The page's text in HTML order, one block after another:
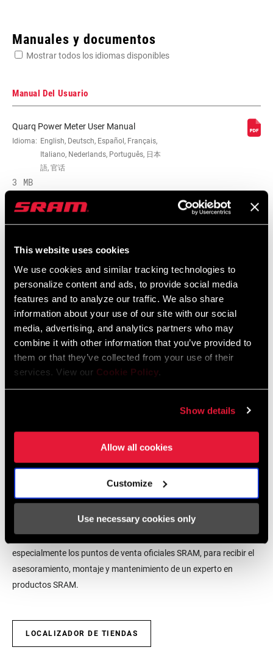
This website uses cookies
We use cookies and similar tracking technologies to
personalize content and ads, to provide social media
features and to analyze our traffic. We also share
information about your use of our site with our social
media, advertising, and analytics partners who may
combine it with other information that you’ve provided to
them or that they’ve collected from your use of their
services. View our Cookie Policy.
Show details
Allow all cookies
Customize
Use necessary cookies only
HUB SPACING
COMPATIBILITY
n/a
Manuales y documentos
Mostrar todos los idiomas disponibles
Manual Del Usuario
Quarq Power Meter User Manual
Idioma: English, Deutsch, Español, Français,
Italiano, Nederlands, Português, 日本
語, 官话
3 MB
Catálogo De Repuestos
2026 SRAM Spare Parts Catalog
Idioma: English
72 MB
Garantía SRAM
Te animamos a visitar tu tienda de bicis más cercana,
especialmente los puntos de venta oficiales SRAM, para recibir el
asesoramiento, montaje y mantenimiento de un experto en
productos SRAM.
LOCALIZADOR DE TIENDAS